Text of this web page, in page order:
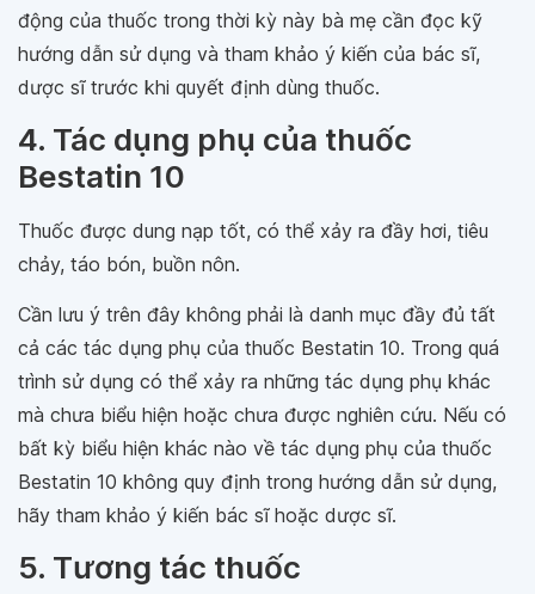
động của thuốc trong thời kỳ này bà mẹ cần đọc kỹ
hướng dẫn sử dụng và tham khảo ý kiến của bác sĩ,
dược sĩ trước khi quyết định dùng thuốc.
4. Tác dụng phụ của thuốc
Bestatin 10
Thuốc được dung nạp tốt, có thể xảy ra đầy hơi, tiêu
chảy, táo bón, buồn nôn.
Cần lưu ý trên đây không phải là danh mục đầy đủ tất
cả các tác dụng phụ của thuốc Bestatin 10. Trong quá
trình sử dụng có thể xảy ra những tác dụng phụ khác
mà chưa biểu hiện hoặc chưa được nghiên cứu. Nếu có
bất kỳ biểu hiện khác nào về tác dụng phụ của thuốc
Bestatin 10 không quy định trong hướng dẫn sử dụng,
hãy tham khảo ý kiến bác sĩ hoặc dược sĩ.
5. Tương tác thuốc